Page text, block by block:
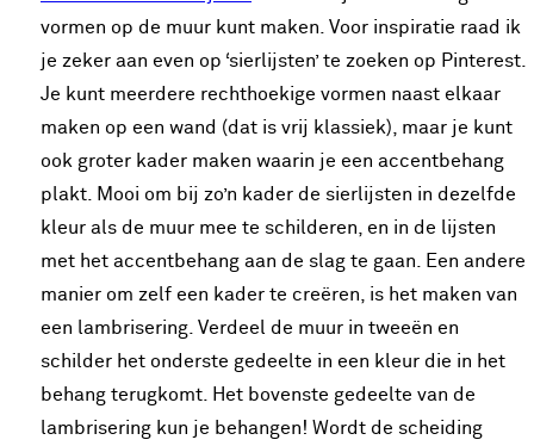
vormen op de muur kunt maken. Voor inspiratie raad ik
je zeker aan even op ‘sierlijsten’ te zoeken op Pinterest.
Je kunt meerdere rechthoekige vormen naast elkaar
maken op een wand (dat is vrij klassiek), maar je kunt
ook groter kader maken waarin je een accentbehang
plakt. Mooi om bij zo’n kader de sierlijsten in dezelfde
kleur als de muur mee te schilderen, en in de lijsten
met het accentbehang aan de slag te gaan. Een andere
manier om zelf een kader te creëren, is het maken van
een lambrisering. Verdeel de muur in tweeën en
schilder het onderste gedeelte in een kleur die in het
behang terugkomt. Het bovenste gedeelte van de
lambrisering kun je behangen! Wordt de scheiding